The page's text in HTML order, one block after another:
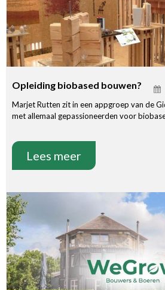
Opleiding biobased bouwen?
Marjet Rutten zit in een appgroep van de
met allemaal gepassioneerden voor
Lees meer